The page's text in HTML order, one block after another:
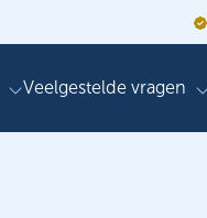
Veelgestelde vragen